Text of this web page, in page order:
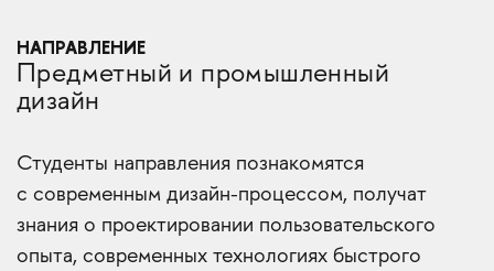
НАПРАВЛЕНИЕ
Предметный и промышленный
дизайн
Студенты направления познакомятся
с современным дизайн-процессом, получат
знания о проектировании пользовательского
опыта, современных технологиях быстрого